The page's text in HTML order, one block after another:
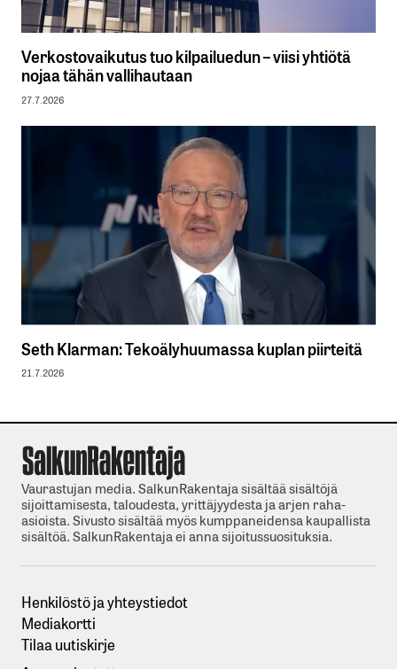
Verkostovaikutus tuo kilpailuedun – viisi yhtiötä
nojaa tähän vallihautaan
27.7.2026
Seth Klarman: Tekoälyhuumassa kuplan piirteitä
21.7.2026
Vaurastujan media. SalkunRakentaja sisältää sisältöjä
sijoittamisesta, taloudesta, yrittäjyydesta ja arjen raha-
asioista. Sivusto sisältää myös kumppaneidensa kaupallista
sisältöä. SalkunRakentaja ei anna sijoitussuosituksia.
Henkilöstö ja yhteystiedot
Mediakortti
Tilaa uutiskirje